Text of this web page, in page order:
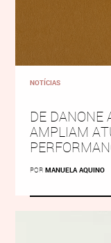
NOTÍCIAS
DE DANONE
AMPLIAM
POR MANUELA AQUINO